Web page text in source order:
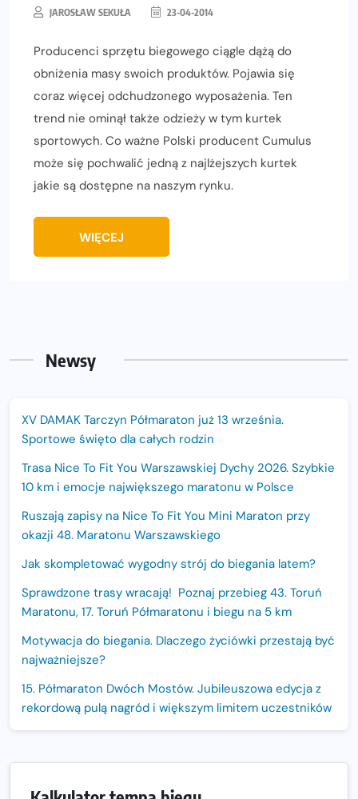
JAROSŁAW SEKUŁA 23-04-2014
Producenci sprzętu biegowego ciągle dążą do
obniżenia masy swoich produktów. Pojawia się
coraz więcej odchudzonego wyposażenia. Ten
trend nie ominął także odzieży w tym kurtek
sportowych. Co ważne Polski producent Cumulus
może się pochwalić jedną z najlżejszych kurtek
jakie są dostępne na naszym rynku.
WIĘCEJ
Newsy
XV DAMAK Tarczyn Półmaraton już 13 września.
Sportowe święto dla całych rodzin
Trasa Nice To Fit You Warszawskiej Dychy 2026. Szybkie
10 km i emocje największego maratonu w Polsce
Ruszają zapisy na Nice To Fit You Mini Maraton przy
okazji 48. Maratonu Warszawskiego
Jak skompletować wygodny strój do biegania latem?
Sprawdzone trasy wracają! Poznaj przebieg 43. Toruń
Maratonu, 17. Toruń Półmaratonu i biegu na 5 km
Motywacja do biegania. Dlaczego życiówki przestają być
najważniejsze?
15. Półmaraton Dwóch Mostów. Jubileuszowa edycja z
rekordową pulą nagród i większym limitem uczestników